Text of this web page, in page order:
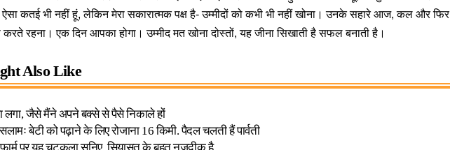
ऐसा कतई भी नहीं हूं, लेकिन मेरा सकारात्मक पक्ष है- उम्मीदों को कभी भी नहीं खोना। उनके सहारे आज, कल और फिर
रहना। एक दिन आपका होगा। उम्मीद मत खोना दोस्तों, यह जीना सिखाती है सफल बनाती है।
Also Like
लगा, जैसे मैंने अपने बक्से से पैसे निकाले हों
बेटी को पढ़ाने के लिए रोजाना 16 किमी. पैदल चलती हैं पार्वती